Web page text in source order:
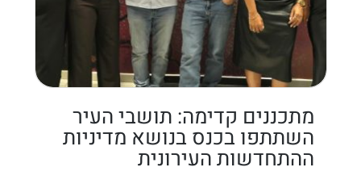
מתכננים קדימה: תושבי העיר
השתתפו בכנס בנושא מדיניות
ההתחדשות העירונית